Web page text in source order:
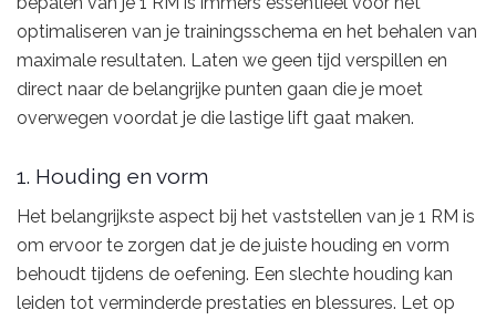
optimaliseren van je trainingsschema en het behalen van
maximale resultaten. Laten we geen tijd verspillen en
direct naar de belangrijke punten gaan die je moet
overwegen voordat je die lastige lift gaat maken.
1. Houding en vorm
Het belangrijkste aspect bij het vaststellen van je 1 RM is
om ervoor te zorgen dat je de juiste houding en vorm
behoudt tijdens de oefening. Een slechte houding kan
leiden tot verminderde prestaties en blessures. Let op